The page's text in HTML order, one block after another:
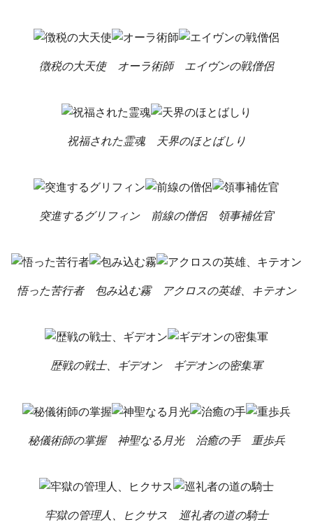
徴税の大天使 オーラ術師 エイヴンの戦僧侶
祝福された霊魂 天界のほとばしり
突進するグリフィン 前線の僧侶 領事補佐官
悟った苦行者 包み込む霧 アクロスの英雄、キテオン
歴戦の戦士、ギデオン ギデオンの密集軍
秘儀術師の掌握 神聖なる月光 治癒の手 重歩兵
牢獄の管理人、ヒクサス 巡礼者の道の騎士